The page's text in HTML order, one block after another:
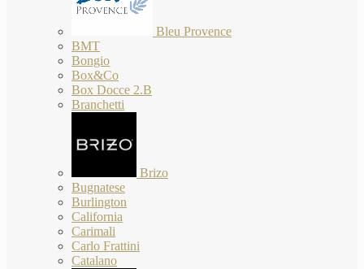
Bleu Provence
BMT
Bongio
Box&Co
Box Docce 2.B
Branchetti
Brizo
Bugnatese
Burlington
California
Carimali
Carlo Frattini
Catalano